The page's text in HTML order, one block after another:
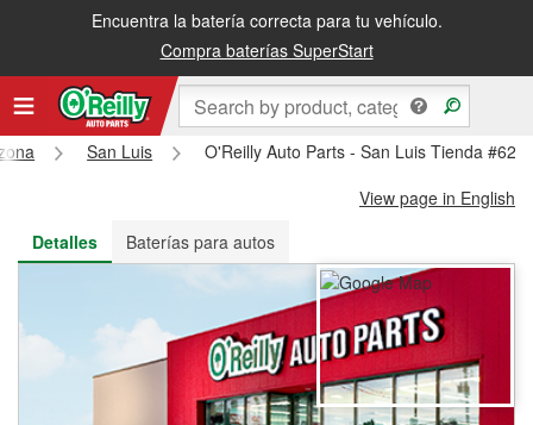
Encuentra la batería correcta para tu vehículo.
Compra baterías SuperStart
Recibe tu orden gratis al día siguiente o recógela en la tienda
San Luis
O'Reilly Auto Parts - San Luis Tienda
View page in English
Detalles
Baterías para autos